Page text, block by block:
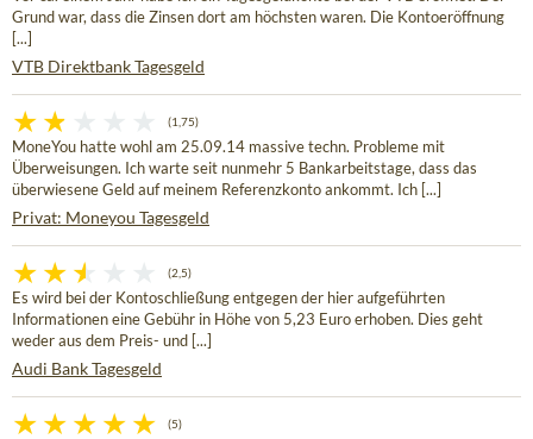
Grund war, dass die Zinsen dort am höchsten waren. Die Kontoeröffnung
[...]
VTB Direktbank Tagesgeld
(1,75)
MoneYou hatte wohl am 25.09.14 massive techn. Probleme mit
Überweisungen. Ich warte seit nunmehr 5 Bankarbeitstage, dass das
überwiesene Geld auf meinem Referenzkonto ankommt. Ich [...]
Privat: Moneyou Tagesgeld
(2,5)
Es wird bei der Kontoschließung entgegen der hier aufgeführten
Informationen eine Gebühr in Höhe von 5,23 Euro erhoben. Dies geht
weder aus dem Preis- und [...]
Audi Bank Tagesgeld
(5)